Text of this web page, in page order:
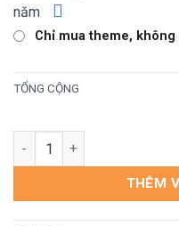
năm
Chỉ mua theme,
TỔNG CỘNG
Mẫu web bán đồng phục
THÊM